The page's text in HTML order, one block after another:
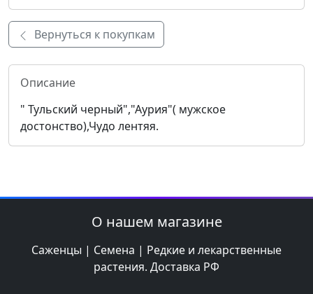
Вернуться к покупкам
Описание
" Тульский черный","Аурия"( мужское
достонство),Чудо лентяя.
О нашем магазине
Саженцы | Семена | Редкие и лекарственные
растения. Доставка РФ